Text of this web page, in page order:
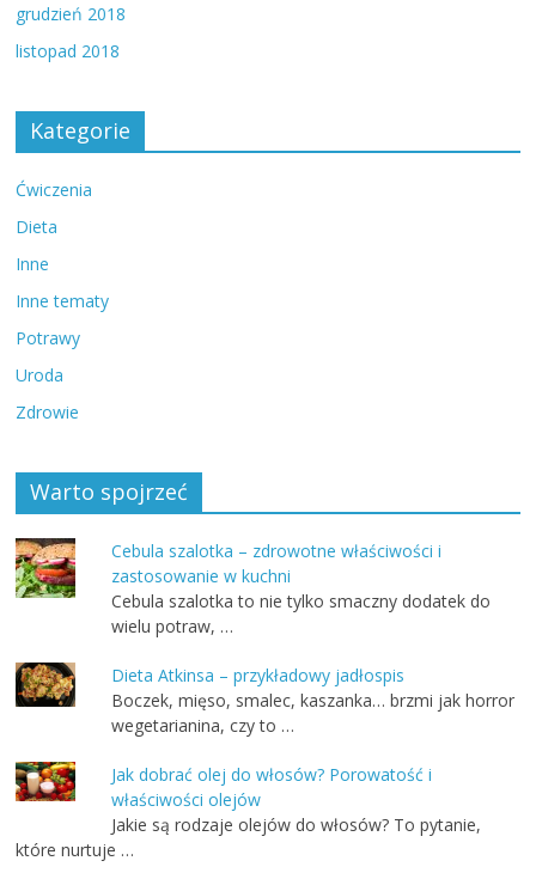
grudzień 2018
listopad 2018
Kategorie
Ćwiczenia
Dieta
Inne
Inne tematy
Potrawy
Uroda
Zdrowie
Warto spojrzeć
Cebula szalotka – zdrowotne właściwości i
zastosowanie w kuchni
Cebula szalotka to nie tylko smaczny dodatek do
wielu potraw, …
Dieta Atkinsa – przykładowy jadłospis
Boczek, mięso, smalec, kaszanka… brzmi jak horror
wegetarianina, czy to …
Jak dobrać olej do włosów? Porowatość i
właściwości olejów
Jakie są rodzaje olejów do włosów? To pytanie,
które nurtuje …